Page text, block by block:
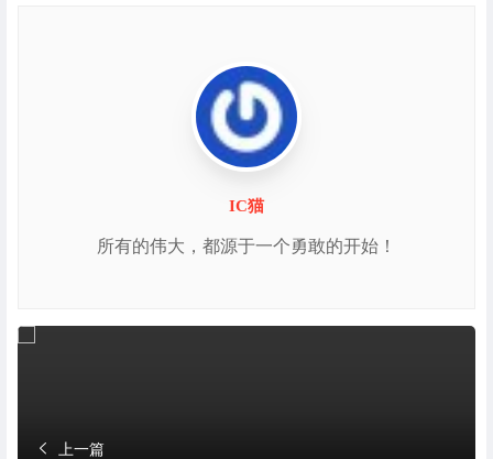
IC猫
所有的伟大，都源于一个勇敢的开始！
上一篇